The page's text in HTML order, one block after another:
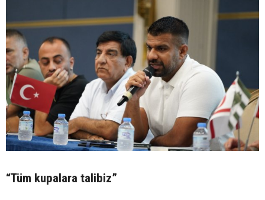
“Tüm kupalara talibiz”